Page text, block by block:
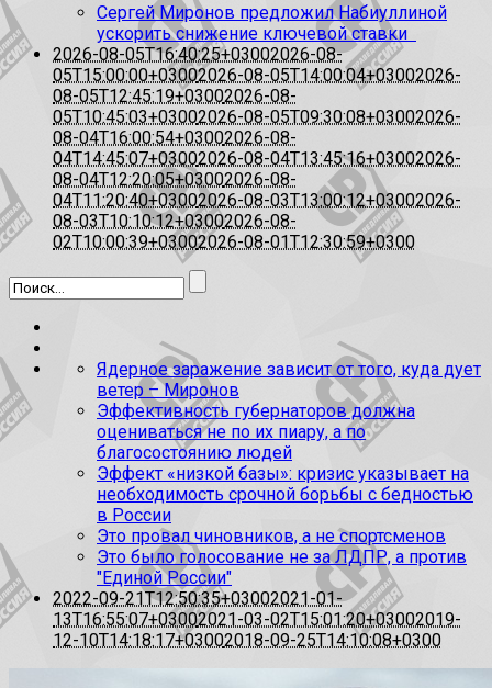
Сергей Миронов предложил Набиуллиной
ускорить снижение ключевой ставки
2026-08-05T16:40:25+03002026-08-
05T15:00:00+03002026-08-05T14:00:04+03002026-
08-05T12:45:19+03002026-08-
05T10:45:03+03002026-08-05T09:30:08+03002026-
08-04T16:00:54+03002026-08-
04T14:45:07+03002026-08-04T13:45:16+03002026-
08-04T12:20:05+03002026-08-
04T11:20:40+03002026-08-03T13:00:12+03002026-
08-03T10:10:12+03002026-08-
02T10:00:39+03002026-08-01T12:30:59+0300
Ядерное заражение зависит от того, куда дует
ветер – Миронов
Эффективность губернаторов должна
оцениваться не по их пиару, а по
благосостоянию людей
Эффект «низкой базы»: кризис указывает на
необходимость срочной борьбы с бедностью
в России
Это провал чиновников, а не спортсменов
Это было голосование не за ЛДПР, а против
"Единой России"
2022-09-21T12:50:35+03002021-01-
13T16:55:07+03002021-03-02T15:01:20+03002019-
12-10T14:18:17+03002018-09-25T14:10:08+0300